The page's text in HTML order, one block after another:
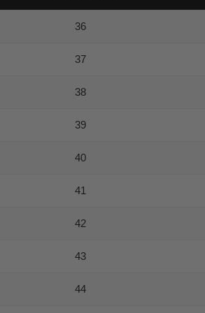
36
37
38
39
40
41
42
43
44